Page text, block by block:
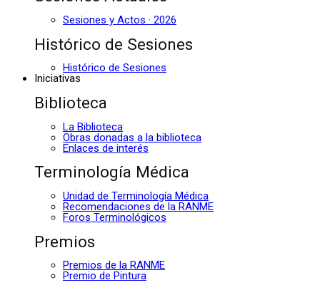
Sesiones y Actos · 2026
Histórico de Sesiones
Histórico de Sesiones
Iniciativas
Biblioteca
La Biblioteca
Obras donadas a la biblioteca
Enlaces de interés
Terminología Médica
Unidad de Terminología Médica
Recomendaciones de la RANME
Foros Terminológicos
Premios
Premios de la RANME
Premio de Pintura